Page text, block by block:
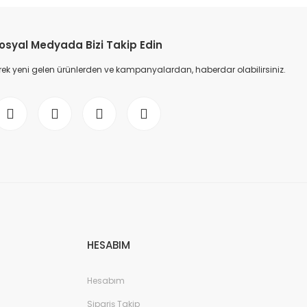
Medyada Bizi Takip Edin
yeni gelen ürünlerden ve kampanyalardan, haberdar olabilirsiniz.
HESABIM
Hesabım
Sipariş Takip